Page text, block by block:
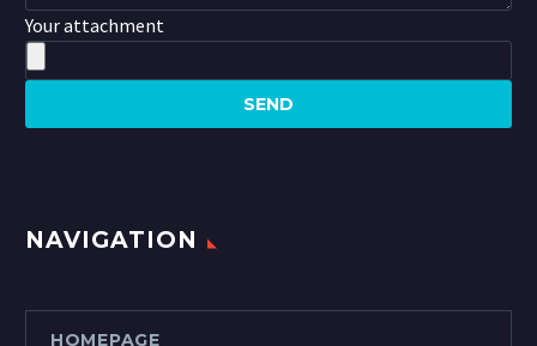
Your attachment
NAVIGATION
HOMEPAGE